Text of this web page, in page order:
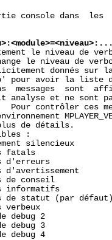
console dans  les
le niveau de
le niveau de
donnés sur
pour avoir la liste
messages  sont
analyse et ne sont
Pour contrôler ces
de détails.
:
silencieux
fatals
d'erreurs
d'avertissement
de conseil
informatifs
de statut (par
verbeux
debug 2
debug 3
debug 4